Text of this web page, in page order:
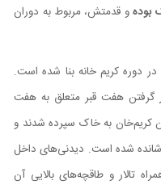
بودهو قدمتش، مربوط به دوران
دوره کریم خانه بنا شده است.
گرفتن هفت قبر متعلق به هفت
کریم‌خان به خاک سپرده شدند و
شده است. دیدنی‌های داخل
تالار و طاقچه‌های بالایی آن